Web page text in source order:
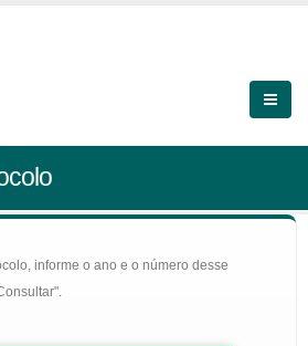
informe o ano e o número desse